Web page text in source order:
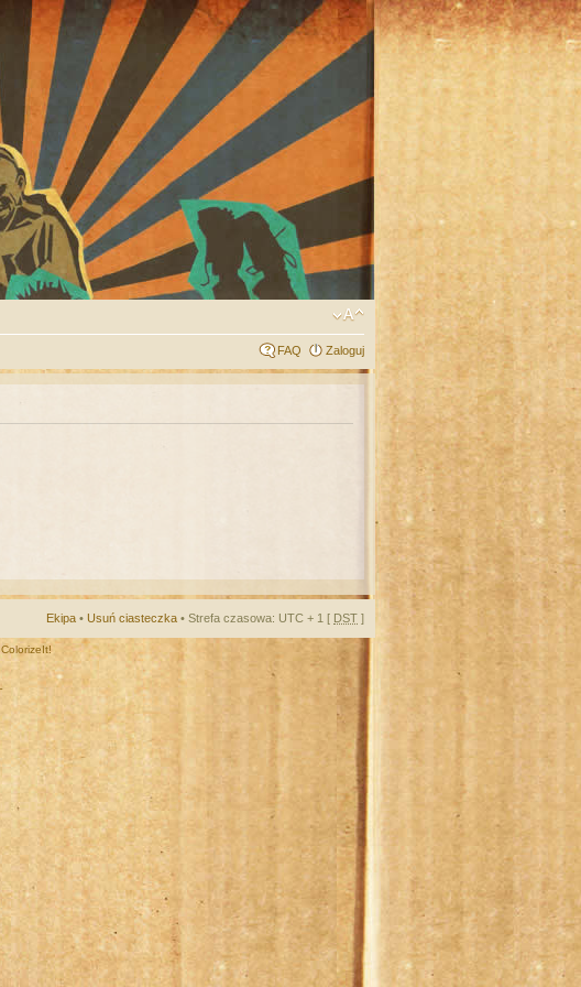
FAQ Zaloguj
Ekipa • Usuń ciasteczka • Strefa czasowa: UTC + 1 [ DST ]
ColorizeIt!